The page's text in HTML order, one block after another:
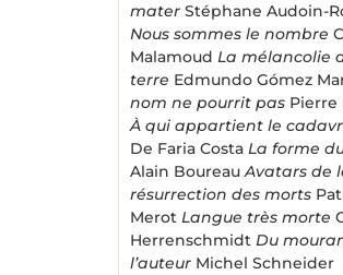
mater Stéphane Audoin-
Nous sommes le nombre
Malamoud La mélancolie
terre Edmundo Gómez
nom ne pourrit pas Pierre
À qui appartient le
De Faria Costa La forme
Alain BoureauAvatars de
résurrection des morts
Merot Langue très morte
Herrenschmidt Du
l’auteur Michel Schneider